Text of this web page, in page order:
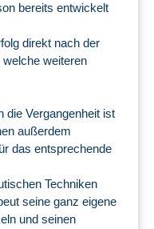
bereits entwickelt
direkt nach der
weiteren
die Vergangenheit ist
außerdem
das entsprechende
Techniken
seine ganz eigene
und seinen